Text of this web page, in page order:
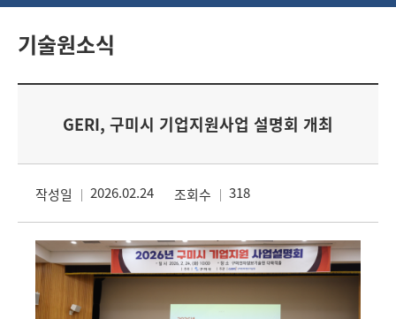
기술원소식
GERI, 구미시 기업지원사업 설명회 개최
작성일 2026.02.24 조회수 318